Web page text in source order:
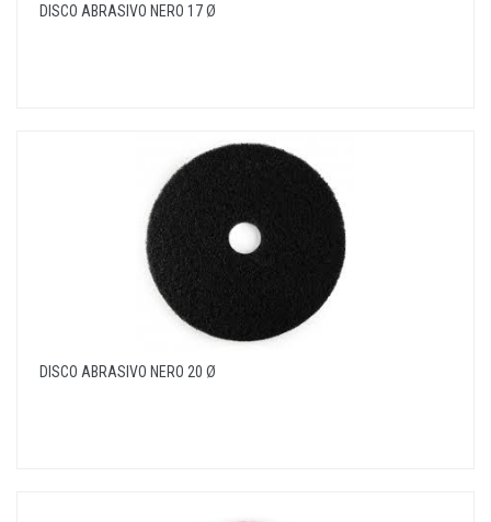
DISCO ABRASIVO NERO 17 Ø
DISCO ABRASIVO NERO 20 Ø